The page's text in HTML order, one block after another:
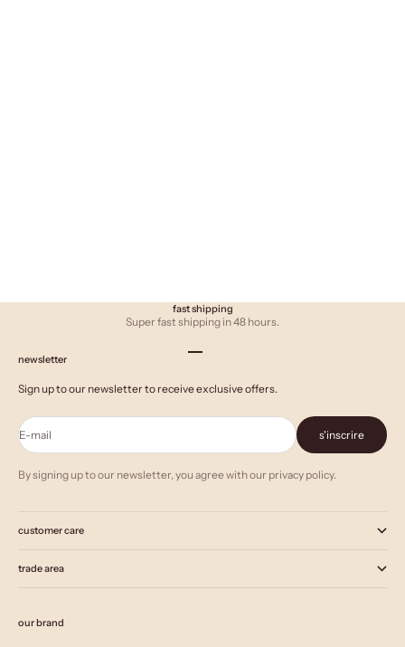
fast shipping
Super fast shipping in 48 hours.
newsletter
Sign up to our newsletter to receive exclusive offers.
E-mail s'inscrire
By signing up to our newsletter, you agree with our privacy policy.
customer care
trade area
our brand